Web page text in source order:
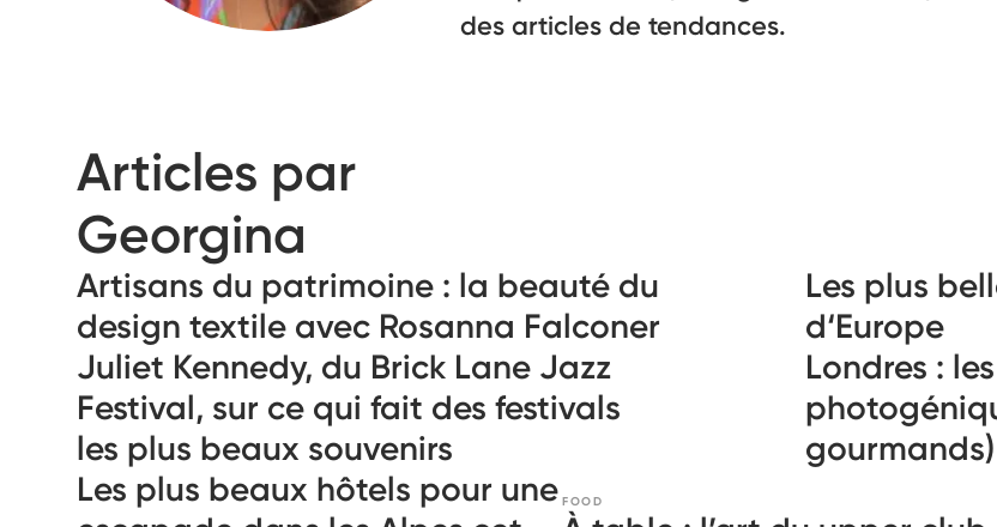
des articles de tendances.
Articles par
Georgina
Artisans du patrimoine : la beauté du
design textile avec Rosanna Falconer
Les plus
d‘Europe
Juliet Kennedy, du Brick Lane Jazz
Festival, sur ce qui fait des festivals
les plus beaux souvenirs
Londres :
gourmands)
Les plus beaux hôtels pour une FOOD